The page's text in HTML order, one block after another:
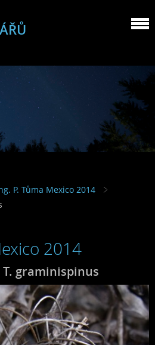
P. Tůma Mexico 2014
2014
T. graminispinus